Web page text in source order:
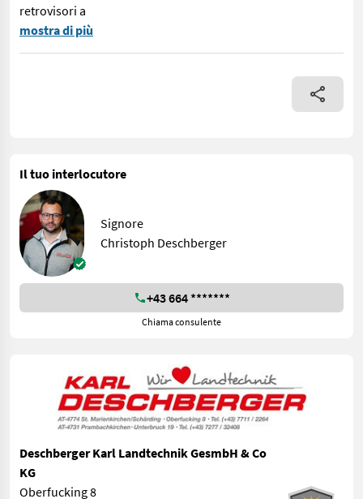
retrovisori a
Caricatore telescopico articolato Dieci Agri Pivot T 60 - -
mostra di più
Il tuo interlocutore
Signore
Christoph Deschberger
+43 664 *******
Chiama consulente
Deschberger Karl Landtechnik GesmbH & Co
KG
Oberfucking 8